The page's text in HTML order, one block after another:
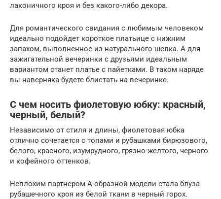
лаконичного кроя и без какого-либо декора.
Для романтического свидания с любимым человеком
идеально подойдет короткое платьице с нижним
запахом, выполненное из натурального шелка. А для
зажигательной вечеринки с друзьями идеальным
вариантом станет платье с пайетками. В таком наряде
вы наверняка будете блистать на вечеринке.
С чем носить фиолетовую юбку: красный,
черный, белый?
Независимо от стиля и длины, фиолетовая юбка
отлично сочетается с топами и рубашками бирюзового,
белого, красного, изумрудного, грязно-желтого, черного
и кофейного оттенков.
Неплохим партнером А-образной модели стала блуза
рубашечного кроя из белой ткани в черный горох.